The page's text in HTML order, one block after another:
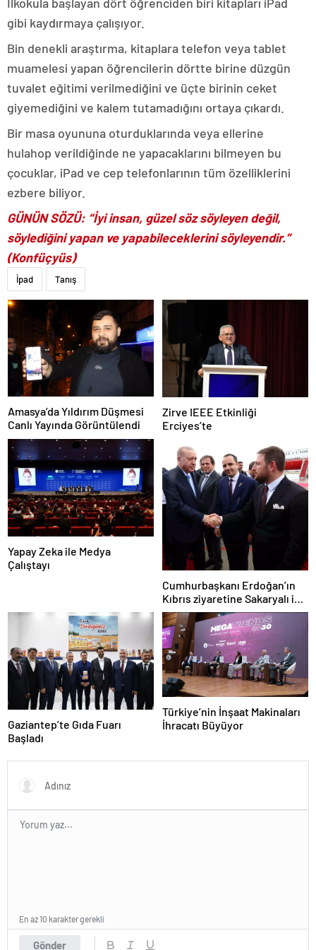
gibi kaydırmaya çalışıyor.
Bin denekli araştırma, kitaplara telefon veya tablet
muamelesi yapan öğrencilerin dörtte birine düzgün
tuvalet eğitimi verilmediğini ve üçte birinin ceket
giyemediğini ve kalem tutamadığını ortaya çıkardı.
Bir masa oyununa oturduklarında veya ellerine
hulahop verildiğinde ne yapacaklarını bilmeyen bu
çocuklar, iPad ve cep telefonlarının tüm özelliklerini
ezbere biliyor.
GÜNÜN SÖZÜ: “İyi insan, güzel söz söyleyen değil,
söylediğini yapan ve yapabileceklerini söyleyendir.”
(Konfüçyüs)
İpad Tanış
Amasya’da Yıldırım Düşmesi
Canlı Yayında Görüntülendi
Zirve IEEE Etkinliği
Erciyes’te
Yapay Zeka ile Medya
Çalıştayı
Cumhurbaşkanı Erdoğan’ın
Kıbrıs ziyaretine Sakaryalı iş
insanı da eşlik etti
Gaziantep’te Gıda Fuarı
Başladı
Türkiye’nin İnşaat Makinaları
İhracatı Büyüyor
Gönder
En az 10 karakter gerekli